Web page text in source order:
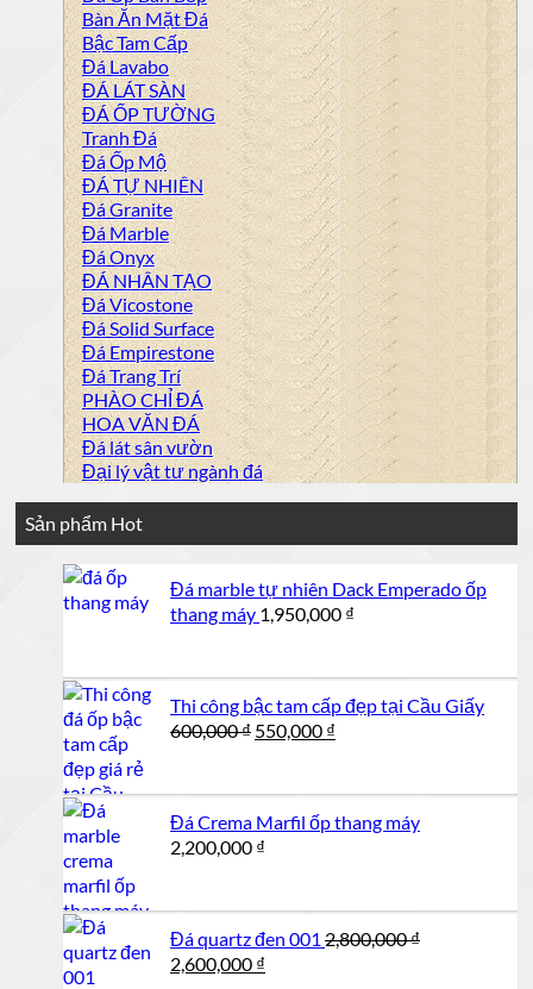
Bàn Ăn Mặt Đá
Bậc Tam Cấp
Đá Lavabo
ĐÁ LÁT SÀN
ĐÁ ỐP TƯỜNG
Tranh Đá
Đá Ốp Mộ
ĐÁ TỰ NHIÊN
Đá Granite
Đá Marble
Đá Onyx
ĐÁ NHÂN TẠO
Đá Vicostone
Đá Solid Surface
Đá Empirestone
Đá Trang Trí
PHÀO CHỈ ĐÁ
HOA VĂN ĐÁ
Đá lát sân vườn
Đại lý vật tư ngành đá
Sản phẩm Hot
Đá marble tự nhiên Dack Emperado ốp
thang máy 1,950,000 ₫
Thi công bậc tam cấp đẹp tại Cầu Giấy
600,000₫ Giá
550,000 ₫
550,000 ₫.
Đá Crema Marfil ốp thang máy
2,200,000 ₫
Đá quartz đen 001 2,800,000₫
Giá
2,600,000 ₫